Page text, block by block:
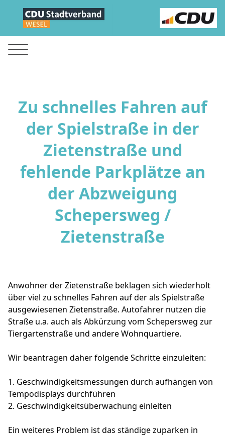
Zu schnelles Fahren auf
der Spielstraße in der
Zietenstraße und
fehlende Parkplätze an
der Abzweigung
Schepersweg /
Zietenstraße
Anwohner der Zietenstraße beklagen sich wiederholt
über viel zu schnelles Fahren auf der als Spielstraße
ausgewiesenen Zietenstraße. Autofahrer nutzen die
Straße u.a. auch als Abkürzung vom Schepersweg zur
Tiergartenstraße und andere Wohnquartiere.
Wir beantragen daher folgende Schritte einzuleiten:
1. Geschwindigkeitsmessungen durch aufhängen von
Tempodisplays durchführen
2. Geschwindigkeitsüberwachung einleiten
Ein weiteres Problem ist das ständige zuparken in